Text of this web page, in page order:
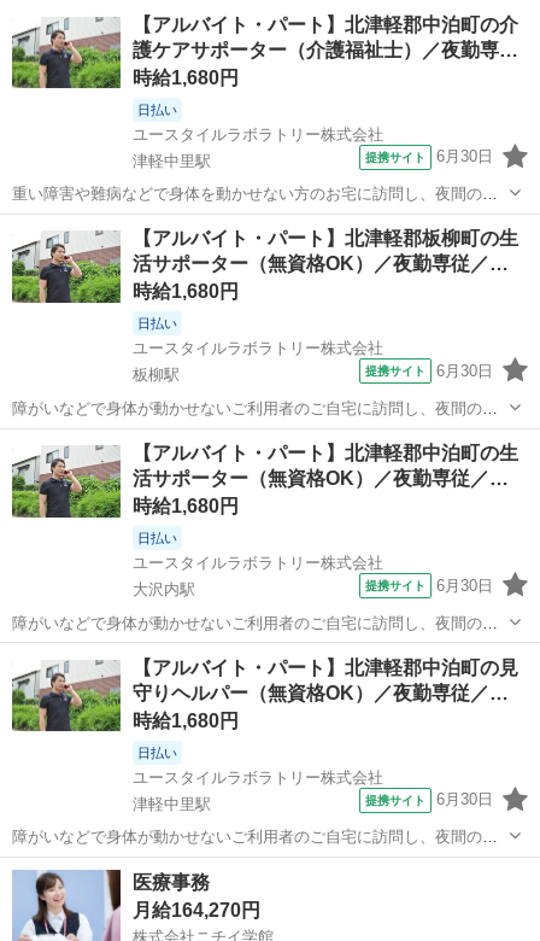
【アルバイト・パート】北津軽郡中泊町の介
護ケアサポーター（介護福祉士）／夜勤専…
時給1,680円
日払い
ユースタイルラボラトリー株式会社
津軽中里駅
提携サイト 6月30日
重い障害や難病などで身体を動かせない方のお宅に訪問し、夜間の見
守りケアを行うお仕事です。もちろん直行直帰OK。 【サービス】 訪
問介護（夜勤） 【仕事内容】 ALSなどの難病の方や、さまざまな障が
いがあるご利用者の就寝時...
北津軽郡 津軽中里駅 その他
【アルバイト・パート】北津軽郡板柳町の生
活サポーター（無資格OK）／夜勤専従／…
時給1,680円
日払い
ユースタイルラボラトリー株式会社
板柳駅
提携サイト 6月30日
障がいなどで身体が動かせないご利用者のご自宅に訪問し、夜間の見
守りケアを行う訪問介護のお仕事です。もちろん直行直帰OK。 【サ
ービス】 訪問介護（夜勤） 【仕事内容】 ご利用者が寝た後の見守り
がメインの訪問介護のお仕事で...
北津軽郡 板柳駅 介護
【アルバイト・パート】北津軽郡中泊町の生
活サポーター（無資格OK）／夜勤専従／…
時給1,680円
日払い
ユースタイルラボラトリー株式会社
大沢内駅
提携サイト 6月30日
障がいなどで身体が動かせないご利用者のご自宅に訪問し、夜間の見
守りケアを行う訪問介護のお仕事です。もちろん直行直帰OK。 【サ
ービス】 訪問介護（夜勤） 【仕事内容】 ご利用者が寝た後の見守り
がメインの訪問介護のお仕事で...
北津軽郡 大沢内駅 介護
【アルバイト・パート】北津軽郡中泊町の見
守りヘルパー（無資格OK）／夜勤専従／…
時給1,680円
日払い
ユースタイルラボラトリー株式会社
津軽中里駅
提携サイト 6月30日
障がいなどで身体が動かせないご利用者のご自宅に訪問し、夜間の見
守りケアを行う訪問介護のお仕事です。もちろん直行直帰OK。 【サ
ービス】 訪問介護（夜勤） 【仕事内容】 ご利用者が寝た後の見守り
がメインの訪問介護のお仕事で...
青森 北津軽郡 津軽中里駅
医療事務
月給164,270円
株式会社ニチイ学館